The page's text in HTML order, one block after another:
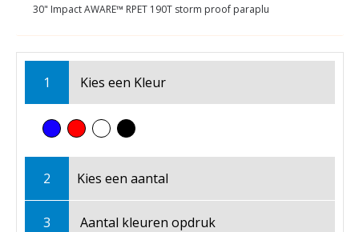
30" Impact AWARE™ RPET 190T storm proof paraplu
1 Kies een Kleur
2 Kies een aantal
3 Aantal kleuren opdruk